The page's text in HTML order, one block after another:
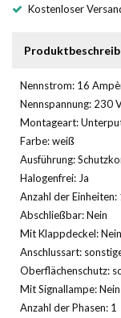
Kostenloser
Nennstrom: 16
Nennspannung: 230
Montageart:
Farbe: weiß
Ausführung:
Halogenfrei: Ja
Anzahl der Einheiten:
Abschließbar: Nein
Mit Klappdeckel: Nein
Anschlussart:
Oberflächenschutz:
Mit Signallampe: Nein
Anzahl der Phasen: 1